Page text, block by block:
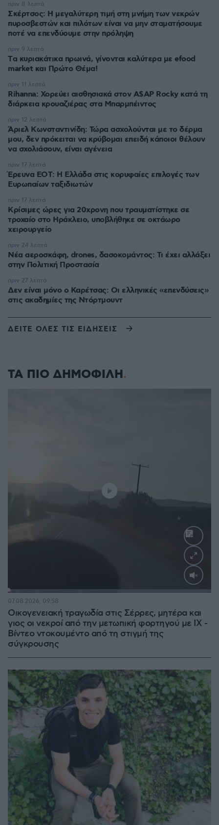
Σκέρτσος: Η μεγαλύτερη τιμή στη μνήμη των νεκρών
πυροσβεστών και πιλότων είναι να μην σταματήσουμε
ποτέ να επενδύουμε στην πρόληψη
πριν 8 λεπτά
Tα κυριακάτικα πρωινά, γίνονται καλύτερα με efood
market και Πρώτο Θέμα!
πριν 9 λεπτά
Rihanna: Χορεύει αισθησιακά στον A$AP Rocky κατά τη
διάρκεια κρουαζιέρας στα Μπαρμπέιντος
πριν 11 λεπτά
Άριελ Κωνσταντινίδη: Τώρα ασχολούνται με το δέρμα
μου, δεν πρόκειται να κρύβομαι επειδή κάποιοι θέλουν
να σχολιάσουν, είναι αγένεια
πριν 12 λεπτά
Έρευνα ΕΟΤ: Η Ελλάδα στις κορυφαίες επιλογές των
Ευρωπαίων ταξιδιωτών
πριν 17 λεπτά
Κρίσιμες ώρες για 20χρονη που τραυματίστηκε σε
τροχαίο στο Ηράκλειο, υποβλήθηκε σε οκτάωρο
χειρουργείο
πριν 17 λεπτά
Νέα αεροσκάφη, drones, δασοκομάντος: Τι έχει αλλάξει
στην Πολιτική Προστασία
πριν 24 λεπτά
Δεν είναι μόνο ο Καρέτσας: Οι ελληνικές «επενδύσεις»
στις ακαδημίες της Ντόρτμουντ
πριν 27 λεπτά
ΔΕΙΤΕ ΟΛΕΣ ΤΙΣ ΕΙΔΗΣΕΙΣ
ΤΑ ΠΙΟ ΔΗΜΟΦΙΛΗ
Loaded:
Οικογενειακή τραγωδία στις Σέρρες, μητέρα και
γιος οι νεκροί από την μετωπική φορτηγού με ΙΧ -
Βίντεο ντοκουμέντο από τη στιγμή της
σύγκρουσης
07.08.2026, 09:58